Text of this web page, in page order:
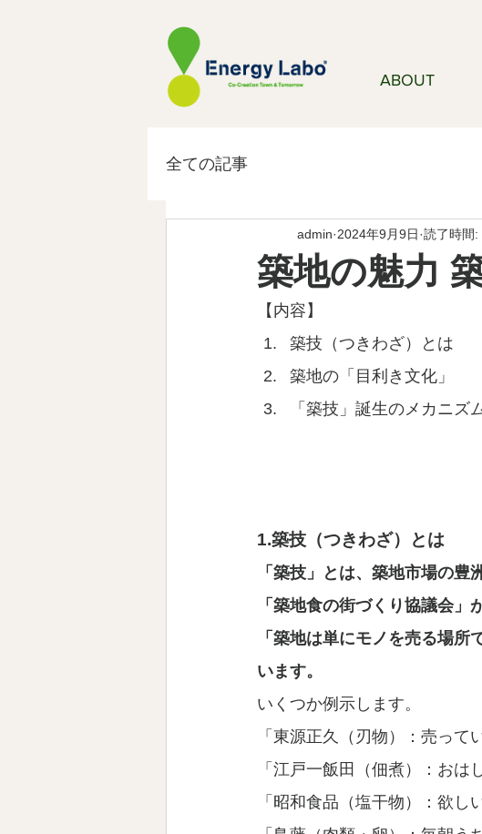
ABOUT
全ての記事
築地の魅力
admin 2024年9月9日 読了時間:
【内容】
築技（つきわざ）とは
築地の「目利き文化」
「築技」誕生のメカニズ
1.築技（つきわざ）とは
「築技」とは、築地市場の
「築地食の街づくり協議会」
「築地は単にモノを売る場
います。
いくつか例示します。
「東源正久（刃物）：売って
「江戸一飯田（佃煮）：おは
「昭和食品（塩干物）：欲し